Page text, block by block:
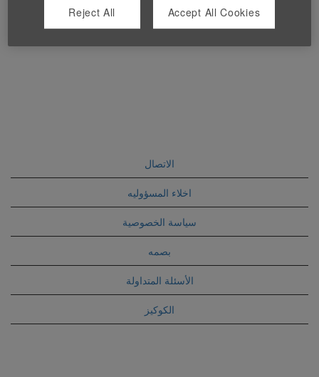
الاتصال
اخلاء المسؤوليه
سياسة الخصوصية
بصمه
الأسئلة المتداولة
الكوكيز
Reject All Accept All Cookies